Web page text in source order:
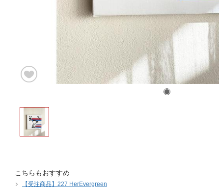
こちらもおすすめ
【受注商品】227 HerEvergreen